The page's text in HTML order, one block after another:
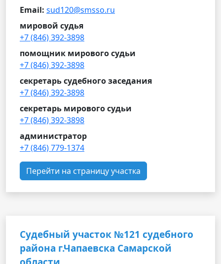
Email: sud120@smsso.ru
мировой судья
+7 (846) 392-3898
помощник мирового судьи
+7 (846) 392-3898
секретарь судебного заседания
+7 (846) 392-3898
секретарь мирового судьи
+7 (846) 392-3898
администратор
+7 (846) 779-1374
Перейти на страницу участка
Судебный участок №121 судебного
района г.Чапаевска Самарской